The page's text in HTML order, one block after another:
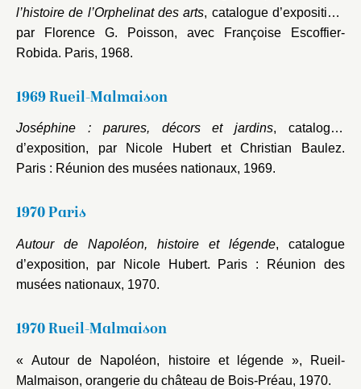
l’histoire de l’Orphelinat des arts, catalogue d’exposition,
par Florence G. Poisson, avec Françoise Escoffier-
Robida. Paris, 1968.
1969 Rueil-Malmaison
Joséphine : parures, décors et jardins, catalogue
d’exposition, par Nicole Hubert et Christian Baulez.
Paris : Réunion des musées nationaux, 1969.
1970 Paris
Autour de Napoléon, histoire et légende, catalogue
d’exposition, par Nicole Hubert. Paris : Réunion des
musées nationaux, 1970.
1970 Rueil-Malmaison
« Autour de Napoléon, histoire et légende », Rueil-
Malmaison, orangerie du château de Bois-Préau, 1970.